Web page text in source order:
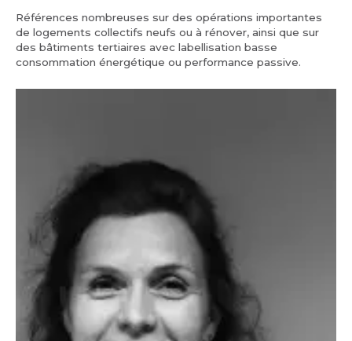
Références nombreuses sur des opérations importantes
de logements collectifs neufs ou à rénover, ainsi que sur
des bâtiments tertiaires avec labellisation basse
consommation énergétique ou performance passive.